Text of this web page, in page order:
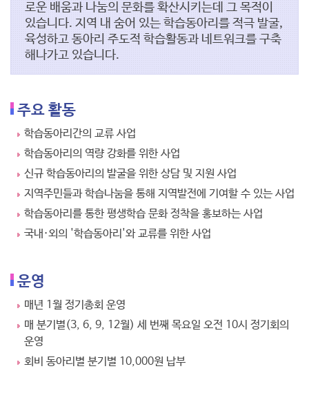
로운 배움과 나눔의 문화를 확산시키는데 그 목적이
있습니다. 지역 내 숨어 있는 학습동아리를 적극 발굴,
육성하고 동아리 주도적 학습활동과 네트워크를 구축
해나가고 있습니다.
주요 활동
학습동아리간의 교류 사업
학습동아리의 역량 강화를 위한 사업
신규 학습동아리의 발굴을 위한 상담 및 지원 사업
지역주민들과 학습나눔을 통해 지역발전에 기여할 수 있는 사업
학습동아리를 통한 평생학습 문화 정착을 홍보하는 사업
국내·외의 '학습동아리'와 교류를 위한 사업
운영
매년 1월 정기총회 운영
매 분기별(3, 6, 9, 12월) 세 번째 목요일 오전 10시 정기회의
운영
회비 동아리별 분기별 10,000원 납부